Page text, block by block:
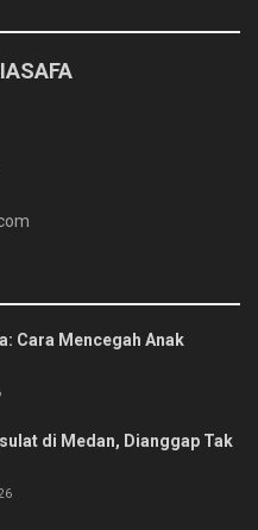
Cara Mencegah Anak
di Medan, Dianggap Tak